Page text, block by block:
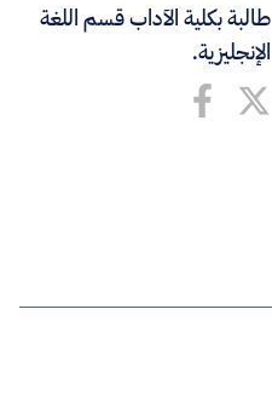
طالبة بكلية الآداب قسم اللغة
الإنجليزية.